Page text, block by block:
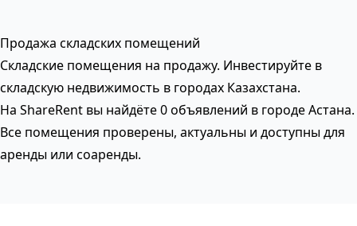
Продажа складских помещений
Складские помещения на продажу. Инвестируйте в
складскую недвижимость в городах Казахстана.
На ShareRent вы найдёте 0 объявлений в городе Астана.
Все помещения проверены, актуальны и доступны для
аренды или соаренды.